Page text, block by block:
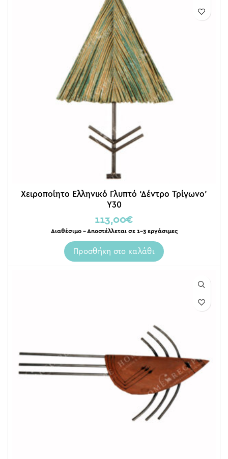
Χειροποίητο Ελληνικό Γλυπτό ‘Δέντρο Τρίγωνο’
Y30
113,00€
Διαθέσιμο – Αποστέλλεται σε 1-3 εργάσιμες
Προσθήκη στο καλάθι